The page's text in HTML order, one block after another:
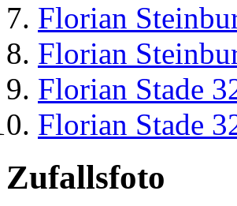
Florian
Florian
Florian Stade
Florian Stade
Zufallsfoto